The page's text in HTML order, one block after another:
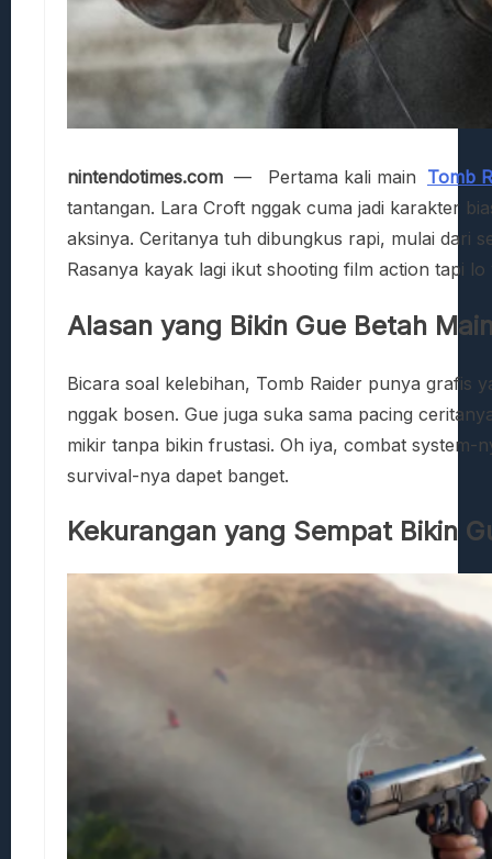
nintendotimes.com — Pertama kali main Tomb
tantangan. Lara Croft nggak cuma jadi karakter
aksinya. Ceritanya tuh dibungkus rapi, mulai dari
Rasanya kayak lagi ikut shooting film action tapi
Alasan yang Bikin Gue Betah
Bicara soal kelebihan, Tomb Raider punya grafis
nggak bosen. Gue juga suka sama pacing
mikir tanpa bikin frustasi. Oh iya, combat system-
survival-nya dapet banget.
Kekurangan yang Sempat Bikin